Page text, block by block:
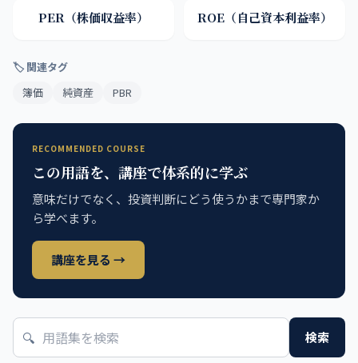
PER（株価収益率） ROE（自己資本利益率）
🏷 関連タグ
簿価
純資産 PBR
RECOMMENDED COURSE
この用語を、講座で体系的に学ぶ
意味だけでなく、投資判断にどう使うかまで専門家か
ら学べます。
講座を見る →
🔍 検索